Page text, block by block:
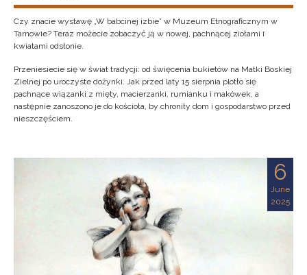
Czy znacie wystawę „W babcinej izbie” w Muzeum Etnograficznym w
Tarnowie? Teraz możecie zobaczyć ją w nowej, pachnącej ziołami i
kwiatami odsłonie.
Przeniesiecie się w świat tradycji: od święcenia bukietów na Matki Boskiej
Zielnej po uroczyste dożynki. Jak przed laty 15 sierpnia plotło się
pachnące wiązanki z mięty, macierzanki, rumianku i makówek, a
następnie zanoszono je do kościoła, by chroniły dom i gospodarstwo przed
nieszczęściem.
6
June
2025